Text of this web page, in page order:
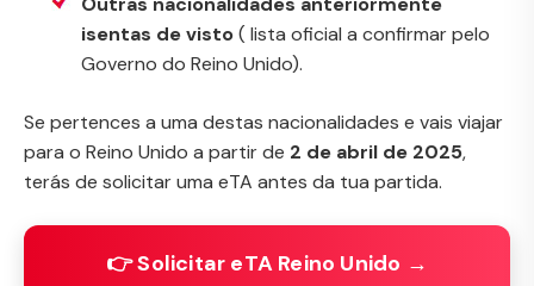
isentas de visto(lista oficial a confirmar pelo
Governo do Reino Unido).
Se pertences a uma destas nacionalidades e vais viajar
para o Reino Unido a partir de 2 de abril de 2025,
terás de solicitar uma eTA antes da tua partida.
👉 Solicitar eTA Reino Unido →